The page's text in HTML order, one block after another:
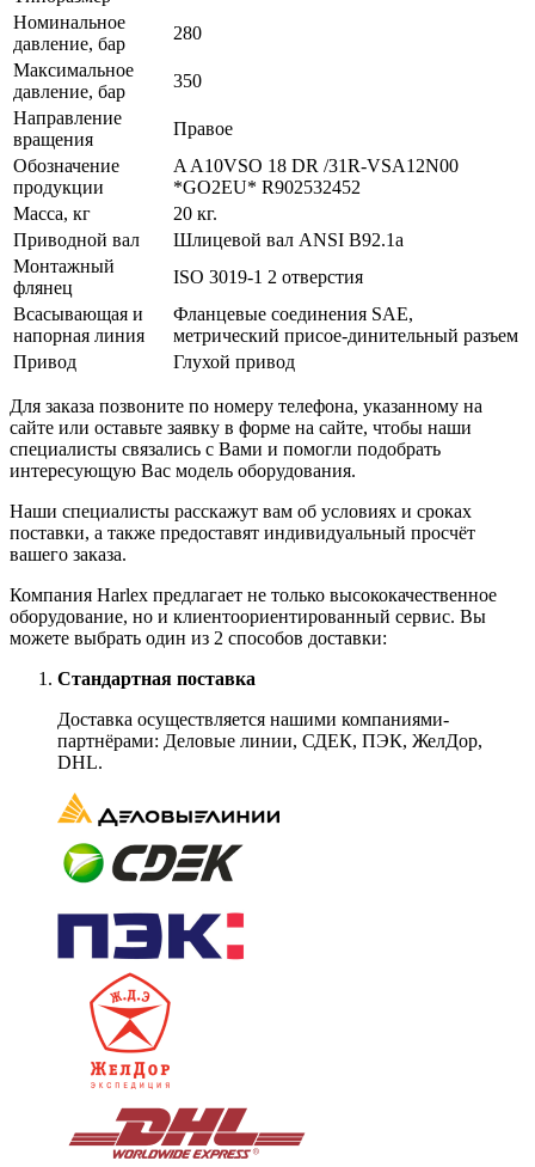
Номинальное
давление, бар
280
Максимальное
давление, бар
350
Направление
вращения
Правое
Обозначение
продукции
A A10VSO 18 DR /31R-VSA12N00
*GO2EU* R902532452
Масса, кг
20 кг.
Приводной вал
Шлицевой вал ANSI B92.1a
Монтажный
флянец
ISO 3019-1 2 отверстия
Всасывающая и
напорная линия
Фланцевые соединения SAE,
метрический присое-динительный разъем
Привод
Глухой привод
Для заказа позвоните по номеру телефона, указанному на
сайте или оставьте заявку в форме на сайте, чтобы наши
специалисты связались с Вами и помогли подобрать
интересующую Вас модель оборудования.
Наши специалисты расскажут вам об условиях и сроках
поставки, а также предоставят индивидуальный просчёт
вашего заказа.
Компания Harlex предлагает не только высококачественное
оборудование, но и клиентоориентированный сервис. Вы
можете выбрать один из 2 способов доставки:
Стандартная поставка
Доставка осуществляется нашими компаниями-
партнёрами: Деловые линии, СДЕК, ПЭК, ЖелДор,
DHL.